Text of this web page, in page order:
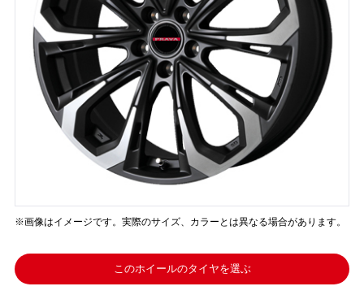
※画像はイメージです。実際のサイズ、カラーとは異なる場合があります。
このホイールのタイヤを選ぶ